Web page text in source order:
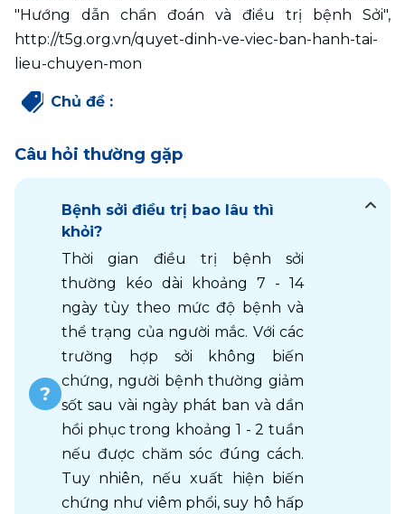
"Hướng dẫn chẩn đoán và điều trị bệnh Sởi",
http://t5g.org.vn/quyet-dinh-ve-viec-ban-hanh-tai-
lieu-chuyen-mon
Chủ đề :
Câu hỏi thường gặp
Bệnh sởi điều trị bao lâu thì
khỏi?
Thời gian điều trị bệnh sởi
thường kéo dài khoảng 7 - 14
ngày tùy theo mức độ bệnh và
thể trạng của người mắc. Với các
trường hợp sởi không biến
chứng, người bệnh thường giảm
sốt sau vài ngày phát ban và dần
hồi phục trong khoảng 1 - 2 tuần
nếu được chăm sóc đúng cách.
Tuy nhiên, nếu xuất hiện biến
chứng như viêm phổi, suy hô hấp